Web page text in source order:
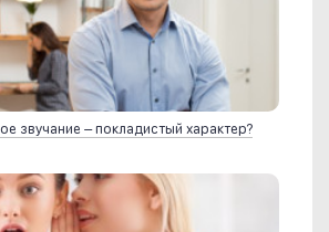
звучание – покладистый характер?